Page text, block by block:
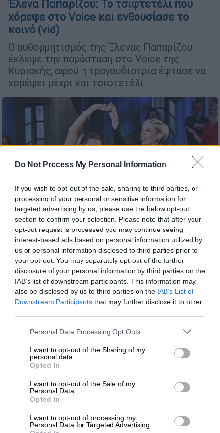
Do Not Process My Personal Information
If you wish to opt-out of the sale, sharing to third parties, or
processing of your personal or sensitive information for
targeted advertising by us, please use the below opt-out
section to confirm your selection. Please note that after your
opt-out request is processed you may continue seeing
interest-based ads based on personal information utilized by
us or personal information disclosed to third parties prior to
your opt-out. You may separately opt-out of the further
disclosure of your personal information by third parties on the
IAB’s list of downstream participants. This information may
also be disclosed by us to third parties on the IAB’s List of
Downstream Participants that may further disclose it to other
Please note that this website/app uses one or more Google
not limited to your visit or usage behaviour. You may click to
grant or deny consent to Google and its third-party tags to
use your data for below specified purposes in below Google
consent section.
Personal Data Processing Opt Outs
I want to opt-out of the Sharing of my
personal data.
Opted In
I want to opt-out of the Sale of my
Personal Data.
Opted In
I want to opt-out of processing my
Personal Data for Targeted Advertising.
Έλενα Παπαρίζου: To τσιφτετέλι που
χόρεψε στο Voice και ενθουσίασε το
κοινό (vid)
Ο αυθορμητισμός της Έλενας Παπαρίζου
έκλεψε την παράσταση στο Voice της
Κυριακής, αφού η τραγουδίστρια έφτασε να
χορέψει μέχρι και τσιφτετέλι
Lifestyle |09.02.2019 12:21
Στην υγειά μας ρε παιδιά: Το αισθησιακό
τσιφτετέλι της Μιλλούση (vid)
Η αθλήτρια λικνίστηκε μαζί με τη
ραδιοφωνική παραγωγό Ράνια Κωστάκη
Lifestyle|13.01.2019 17:00
Η Μαριλένα Ράδου ξεσήκωσε τον Σπύρο
Η ταλαντούχα ηθοποιός κατάφερε να